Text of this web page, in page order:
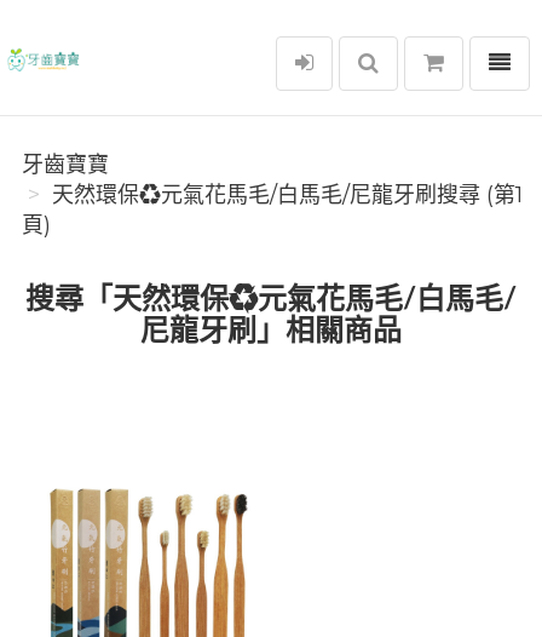
牙齒寶寶
選單
牙齒寶寶
天然環保♻️元氣花馬毛/白馬毛/尼龍牙刷搜尋 (第1
頁)
搜尋「天然環保♻️元氣花馬毛/白馬毛/
尼龍牙刷」相關商品